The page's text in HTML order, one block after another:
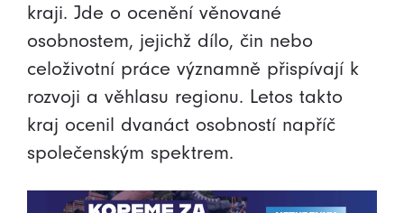
kraji. Jde o ocenění věnované
osobnostem, jejichž dílo, čin nebo
celoživotní práce významně přispívají k
rozvoji a věhlasu regionu. Letos takto
kraj ocenil dvanáct osobností napříč
společenským spektrem.